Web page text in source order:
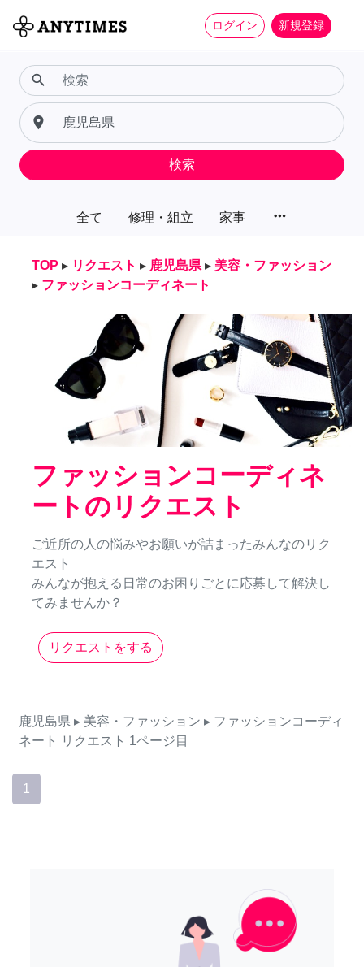
ログイン 新規登録
全て 修理・組立 家事 more_horiz
search
place
検索
TOP ▸ リクエスト ▸ 鹿児島県 ▸ 美容・ファッション
▸ ファッションコーディネート
ファッションコーディネ
ートのリクエスト
ご近所の人の悩みやお願いが詰まったみんなのリク
エスト
みんなが抱える日常のお困りごとに応募して解決し
てみませんか？
リクエストをする
鹿児島県 ▸ 美容・ファッション ▸ ファッションコーディ
ネート
リクエスト 1ページ目
1